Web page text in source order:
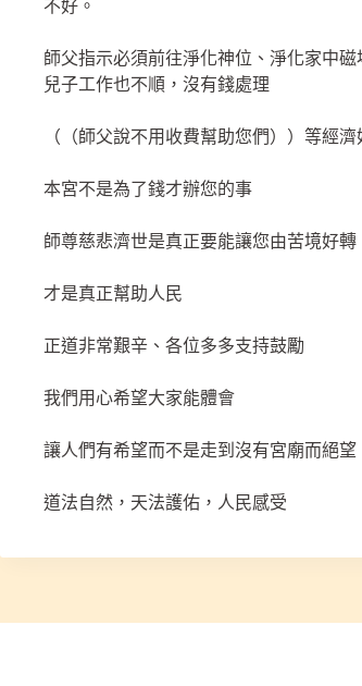
不好。
師父指示必須前往淨化神位、淨化家中
兒子工作也不順，沒有錢處理
（（師父說不用收費幫助您們））等經
本宮不是為了錢才辦您的事
師尊慈悲濟世是真正要能讓您由苦境好轉
才是真正幫助人民
正道非常艱辛、各位多多支持鼓勵
我們用心希望大家能體會
讓人們有希望而不是走到沒有宮廟而絕望
道法自然，天法護佑，人民感受